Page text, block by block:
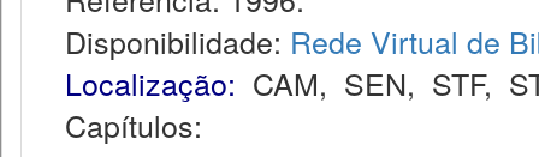
Disponibilidade: Rede Virtual de
Localização: CAM, SEN, STF,
Capítulos: